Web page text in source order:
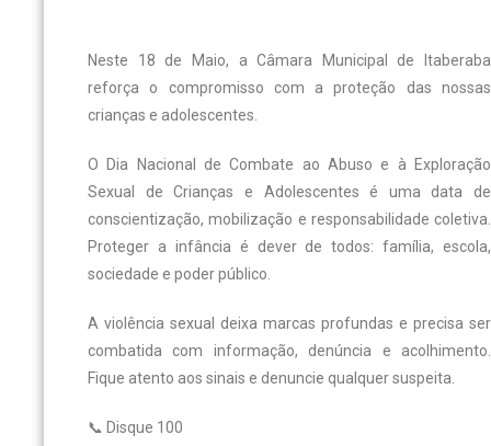
Neste 18 de Maio, a Câmara Municipal de Itaberaba
reforça o compromisso com a proteção das nossas
crianças e adolescentes.
O Dia Nacional de Combate ao Abuso e à Exploração
Sexual de Crianças e Adolescentes é uma data de
conscientização, mobilização e responsabilidade coletiva.
Proteger a infância é dever de todos: família, escola,
sociedade e poder público.
A violência sexual deixa marcas profundas e precisa ser
combatida com informação, denúncia e acolhimento.
Fique atento aos sinais e denuncie qualquer suspeita.
📞 Disque 100